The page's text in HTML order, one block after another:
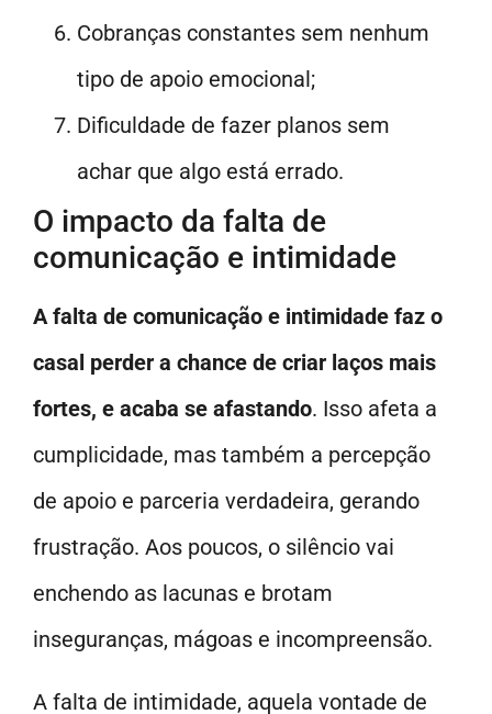
Cobranças constantes sem nenhum
tipo de apoio emocional;
Dificuldade de fazer planos sem
achar que algo está errado.
O impacto da falta de
comunicação e intimidade
A falta de comunicação e intimidade faz o
casal perder a chance de criar laços mais
fortes, e acaba se afastando. Isso afeta a
cumplicidade, mas também a percepção
de apoio e parceria verdadeira, gerando
frustração. Aos poucos, o silêncio vai
enchendo as lacunas e brotam
inseguranças, mágoas e incompreensão.
A falta de intimidade, aquela vontade de